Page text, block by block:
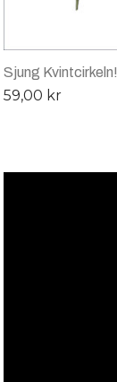
Sjung Kvintcirkeln!
59,00 kr